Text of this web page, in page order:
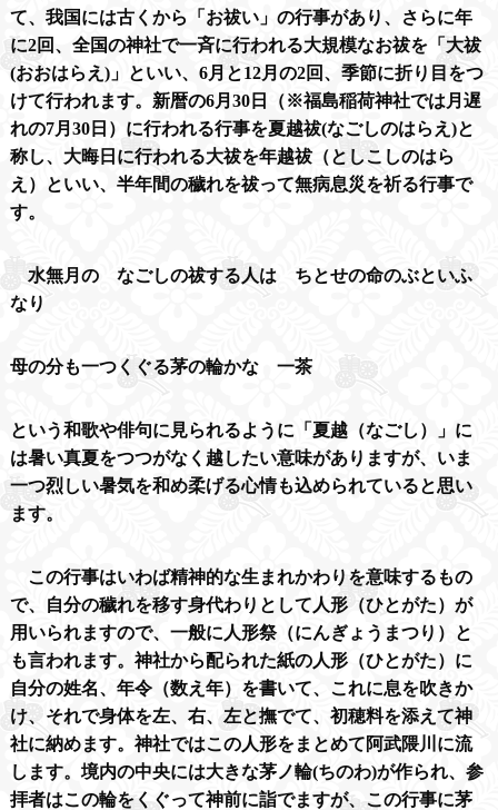
て、我国には古くから「お祓い」の行事があり、さらに年
に2回、全国の神社で一斉に行われる大規模なお祓を「大祓
(おおはらえ )」といい、 6月と12月の2回、季節に折り目をつ
けて行われます。新暦の6月 30日（※福島稲荷神社では月遅
れの7月 30日）に行われる行事を夏越祓(なごしのはらえ )と
称し、大晦日に行われる大祓を年越祓（としこしのはら
え）といい、半年間の穢れを祓って無病息災を祈る行事で
す。
水無月の なごしの祓する人は ちとせの命のぶといふ
なり
母の分も一つくぐる茅の輪かな 一茶
という和歌や俳句に見られるように「夏越（なごし）」に
は暑い真夏をつつがなく越したい意味がありますが、いま
一つ烈しい暑気を和め柔げる心情も込められていると思い
ます。
この行事はいわば精神的な生まれかわりを意味するもの
で、自分の穢れを移す身代わりとして人形（ひとがた）が
用いられますので、一般に人形祭（にんぎょうまつり）と
も言われます。神社から配られた紙の人形（ひとがた）に
自分の姓名、年令（数え年）を書いて、これに息を吹きか
け、それで身体を左、右、左と撫でて、初穂料を添えて神
社に納めます。神社ではこの人形をまとめて阿武隈川に流
します。境内の中央には大きな茅ノ輪(ちのわ)が作られ、参
拝者はこの輪をくぐって神前に詣でますが、この行事に茅